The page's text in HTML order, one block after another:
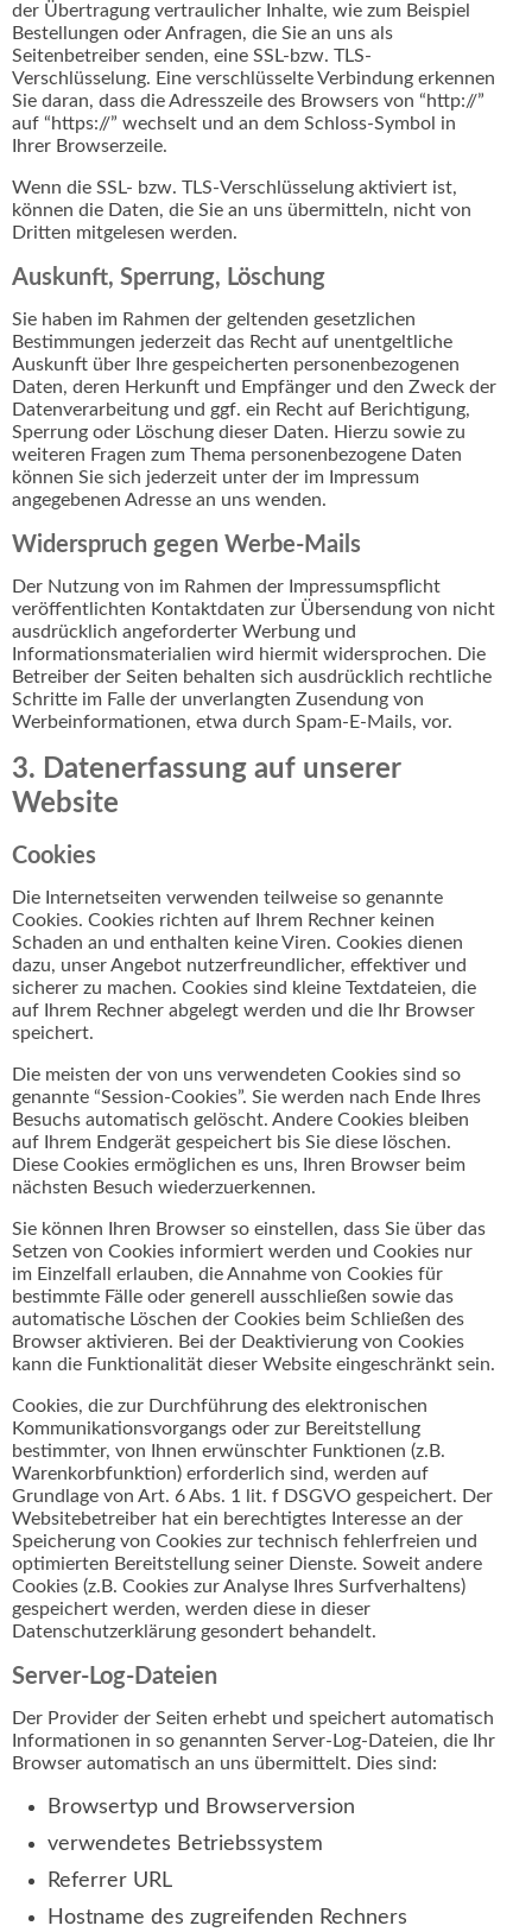
der Übertragung vertraulicher Inhalte, wie zum Beispiel
Bestellungen oder Anfragen, die Sie an uns als
Seitenbetreiber senden, eine SSL-bzw. TLS-
Verschlüsselung. Eine verschlüsselte Verbindung erkennen
Sie daran, dass die Adresszeile des Browsers von “http://”
auf “https://” wechselt und an dem Schloss-Symbol in
Ihrer Browserzeile.
Wenn die SSL- bzw. TLS-Verschlüsselung aktiviert ist,
können die Daten, die Sie an uns übermitteln, nicht von
Dritten mitgelesen werden.
Auskunft, Sperrung, Löschung
Sie haben im Rahmen der geltenden gesetzlichen
Bestimmungen jederzeit das Recht auf unentgeltliche
Auskunft über Ihre gespeicherten personenbezogenen
Daten, deren Herkunft und Empfänger und den Zweck der
Datenverarbeitung und ggf. ein Recht auf Berichtigung,
Sperrung oder Löschung dieser Daten. Hierzu sowie zu
weiteren Fragen zum Thema personenbezogene Daten
können Sie sich jederzeit unter der im Impressum
angegebenen Adresse an uns wenden.
Widerspruch gegen Werbe-Mails
Der Nutzung von im Rahmen der Impressumspflicht
veröffentlichten Kontaktdaten zur Übersendung von nicht
ausdrücklich angeforderter Werbung und
Informationsmaterialien wird hiermit widersprochen. Die
Betreiber der Seiten behalten sich ausdrücklich rechtliche
Schritte im Falle der unverlangten Zusendung von
Werbeinformationen, etwa durch Spam-E-Mails, vor.
3. Datenerfassung auf unserer
Website
Cookies
Die Internetseiten verwenden teilweise so genannte
Cookies. Cookies richten auf Ihrem Rechner keinen
Schaden an und enthalten keine Viren. Cookies dienen
dazu, unser Angebot nutzerfreundlicher, effektiver und
sicherer zu machen. Cookies sind kleine Textdateien, die
auf Ihrem Rechner abgelegt werden und die Ihr Browser
speichert.
Die meisten der von uns verwendeten Cookies sind so
genannte “Session-Cookies”. Sie werden nach Ende Ihres
Besuchs automatisch gelöscht. Andere Cookies bleiben
auf Ihrem Endgerät gespeichert bis Sie diese löschen.
Diese Cookies ermöglichen es uns, Ihren Browser beim
nächsten Besuch wiederzuerkennen.
Sie können Ihren Browser so einstellen, dass Sie über das
Setzen von Cookies informiert werden und Cookies nur
im Einzelfall erlauben, die Annahme von Cookies für
bestimmte Fälle oder generell ausschließen sowie das
automatische Löschen der Cookies beim Schließen des
Browser aktivieren. Bei der Deaktivierung von Cookies
kann die Funktionalität dieser Website eingeschränkt sein.
Cookies, die zur Durchführung des elektronischen
Kommunikationsvorgangs oder zur Bereitstellung
bestimmter, von Ihnen erwünschter Funktionen (z.B.
Warenkorbfunktion) erforderlich sind, werden auf
Grundlage von Art. 6 Abs. 1 lit. f DSGVO gespeichert. Der
Websitebetreiber hat ein berechtigtes Interesse an der
Speicherung von Cookies zur technisch fehlerfreien und
optimierten Bereitstellung seiner Dienste. Soweit andere
Cookies (z.B. Cookies zur Analyse Ihres Surfverhaltens)
gespeichert werden, werden diese in dieser
Datenschutzerklärung gesondert behandelt.
Server-Log-Dateien
Der Provider der Seiten erhebt und speichert automatisch
Informationen in so genannten Server-Log-Dateien, die Ihr
Browser automatisch an uns übermittelt. Dies sind:
Browsertyp und Browserversion
verwendetes Betriebssystem
Referrer URL
Hostname des zugreifenden Rechners